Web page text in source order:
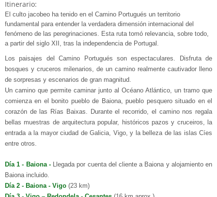
Itinerario:
El culto jacobeo ha tenido en el Camino Portugués un territorio
fundamental para entender la verdadera dimensión internacional del
fenómeno de las peregrinaciones. Esta ruta tomó relevancia, sobre todo,
a partir del siglo XII, tras la independencia de Portugal.
Los paisajes del Camino Portugués son espectaculares. Disfruta de
bosques y cruceros milenarios, de un camino realmente cautivador lleno
de sorpresas y escenarios de gran magnitud.
Un camino que permite caminar junto al Océano Atlántico, un tramo que
comienza en el bonito pueblo de Baiona, pueblo pesquero situado en el
corazón de las Rías Baixas. Durante el recorrido, el camino nos regala
bellas muestras de arquitectura popular, históricos pazos y cruceiros, la
entrada a la mayor ciudad de Galicia, Vigo, y la belleza de las islas Cíes
entre otros.
Día 1 - Baiona -Llegada por cuenta del cliente a Baiona y alojamiento en
Baiona incluido.
Día 2 - Baiona - Vigo (23 km)